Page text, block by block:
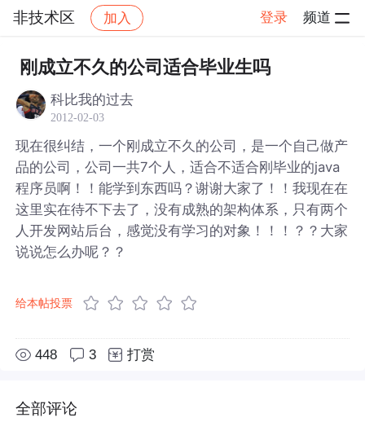
非技术区 加入 登录 频道
社区 非技术区 帖子详情
刚成立不久的公司适合毕业生吗
科比我的过去
2012-02-03
现在很纠结，一个刚成立不久的公司，是一个自己做产
品的公司，公司一共7个人，适合不适合刚毕业的java
程序员啊！！能学到东西吗？谢谢大家了！！我现在在
这里实在待不下去了，没有成熟的架构体系，只有两个
人开发网站后台，感觉没有学习的对象！！！？？大家
说说怎么办呢？？
给本帖投票
448 3 打赏
全部评论